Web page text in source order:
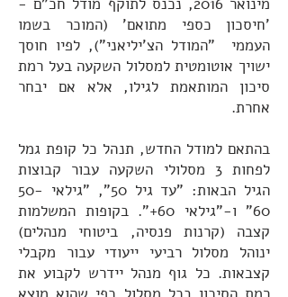
'חיסכון כספי מתואם' (המוכר בשמו
העממי "המודל הצ'יליאני"), לפיו חוסך
ישויך אוטומטית למסלול השקעה בעל רמת
סיכון המותאמת לגילו, אלא אם יבחר
אחרת.
בהתאם למודל החדש, תנהל כל קופת גמל
לפחות 3 מסלולי השקעה עבור קבוצות
הגיל הבאות: "עד גיל 50", "גילאי 50-
60" ו-"גילאי 60+". בקופות המשלמות
קצבה (קרנות פנסיה, ביטוחי מנהלים)
ינוהל מסלול רביעי ייעודי עבור מקבלי
קצבאות. כל גוף מנהל יידרש לקבוע את